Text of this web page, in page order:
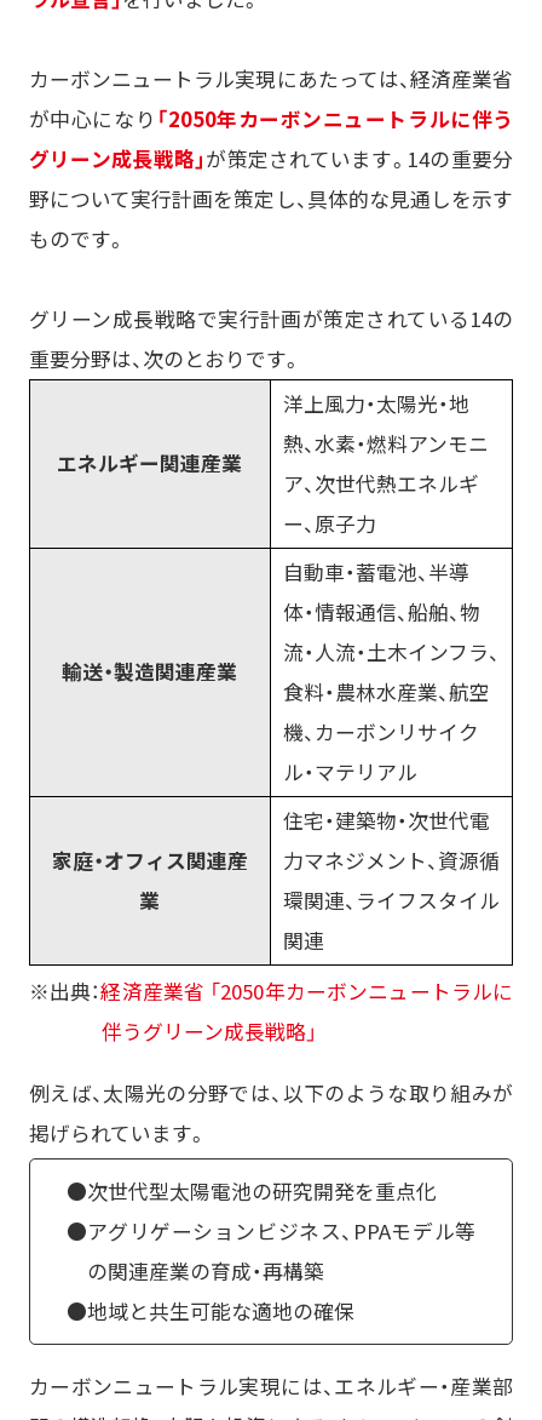
カーボンニュートラル実現にあたっては、経済産業省
が中心になり 「2050年カーボンニュートラルに伴う
グリーン成長戦略」が策定されています。14の重要分
野について実行計画を策定し、具体的な見通しを示す
ものです。
グリーン成長戦略で実行計画が策定されている14の
重要分野は、次のとおりです。
エネルギー関連産業
洋上風力・太陽光・地
熱、水素・燃料アンモニ
ア、次世代熱エネルギ
ー、原子力
輸送・製造関連産業
自動車・蓄電池、半導
体・情報通信、船舶、物
流・人流・土木インフラ、
食料・農林水産業、航空
機、カーボンリサイク
ル・マテリアル
家庭・オフィス関連産
業
住宅・建築物・次世代電
力マネジメント、資源循
環関連、ライフスタイル
関連
※出典：経済産業省 「2050年カーボンニュートラルに
伴うグリーン成長戦略」
例えば、太陽光の分野では、以下のような取り組みが
掲げられています。
●次世代型太陽電池の研究開発を重点化
●アグリゲーションビジネス、PPAモデル等
の関連産業の育成・再構築
●地域と共生可能な適地の確保
カーボンニュートラル実現には、エネルギー・産業部